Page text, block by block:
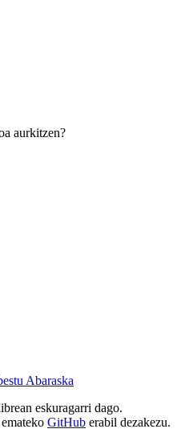
aurkitzen?
Abaraska
eskuragarri dago.
GitHub erabil dezakezu.